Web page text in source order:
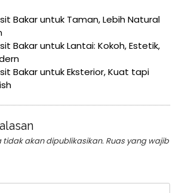
Bakar untuk Taman, Lebih Natural
Bakar untuk Lantai: Kokoh, Estetik,
Bakar untuk Eksterior, Kuat tapi
akan dipublikasikan. Ruas yang wajib